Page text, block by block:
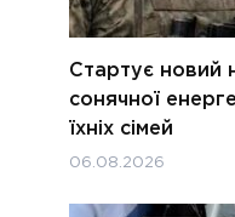
Стартує новий
сонячної
їхніх сімей
06.08.2026